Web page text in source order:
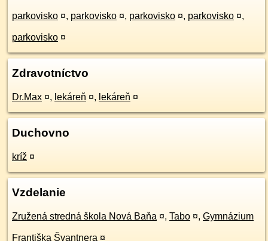
parkovisko ¤, parkovisko ¤, parkovisko ¤, parkovisko ¤,
parkovisko ¤
Zdravotníctvo
Dr.Max ¤, lekáreň ¤, lekáreň ¤
Duchovno
kríž ¤
Vzdelanie
Zružená stredná škola Nová Baňa ¤, Tabo ¤, Gymnázium
Františka Švantnera ¤